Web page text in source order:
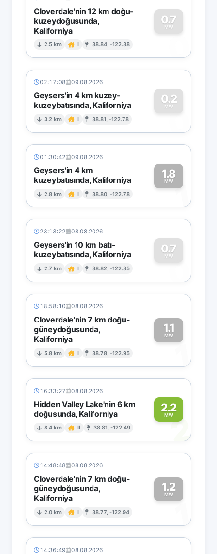
Cloverdale'nin 12 km doğu-
kuzeydoğusunda,
Kaliforniya
2.5 km I 38.84, -122.88
0.7
MW
0
02:17:08 09.08.2026
Geysers'in 4 km kuzey-
kuzeybatısında, Kaliforniya
3.2 km I 38.81, -122.78
0.2
MW
0
01:30:42 09.08.2026
Geysers'in 4 km
kuzeybatısında, Kaliforniya
2.8 km I 38.80, -122.78
1.8
MW1
23:13:22 08.08.2026
Geysers'in 10 km batı-
kuzeybatısında, Kaliforniya
2.7 km I 38.82, -122.85
0.7
MW
0
18:58:10 08.08.2026
Cloverdale'nin 7 km doğu-
güneydoğusunda,
Kaliforniya
5.8 km I 38.78, -122.95
1.1
MW
1
16:33:27 08.08.2026
Hidden Valley Lake'nin 6 km
doğusunda, Kaliforniya
8.4 km II 38.81, -122.49
2.2
MW2
14:48:48 08.08.2026
Cloverdale'nin 7 km doğu-
güneydoğusunda,
Kaliforniya
2.0 km I 38.77, -122.94
1.2
MW
1
14:36:49 08.08.2026